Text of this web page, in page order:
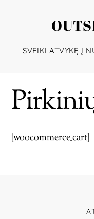
SVEIKI ATVYKĘ Į
[woocommerce_cart]